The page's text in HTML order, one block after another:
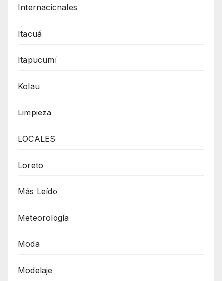
Internacionales
Itacuá
Itapucumí
Kolau
Limpieza
LOCALES
Loreto
Más Leído
Meteorología
Moda
Modelaje